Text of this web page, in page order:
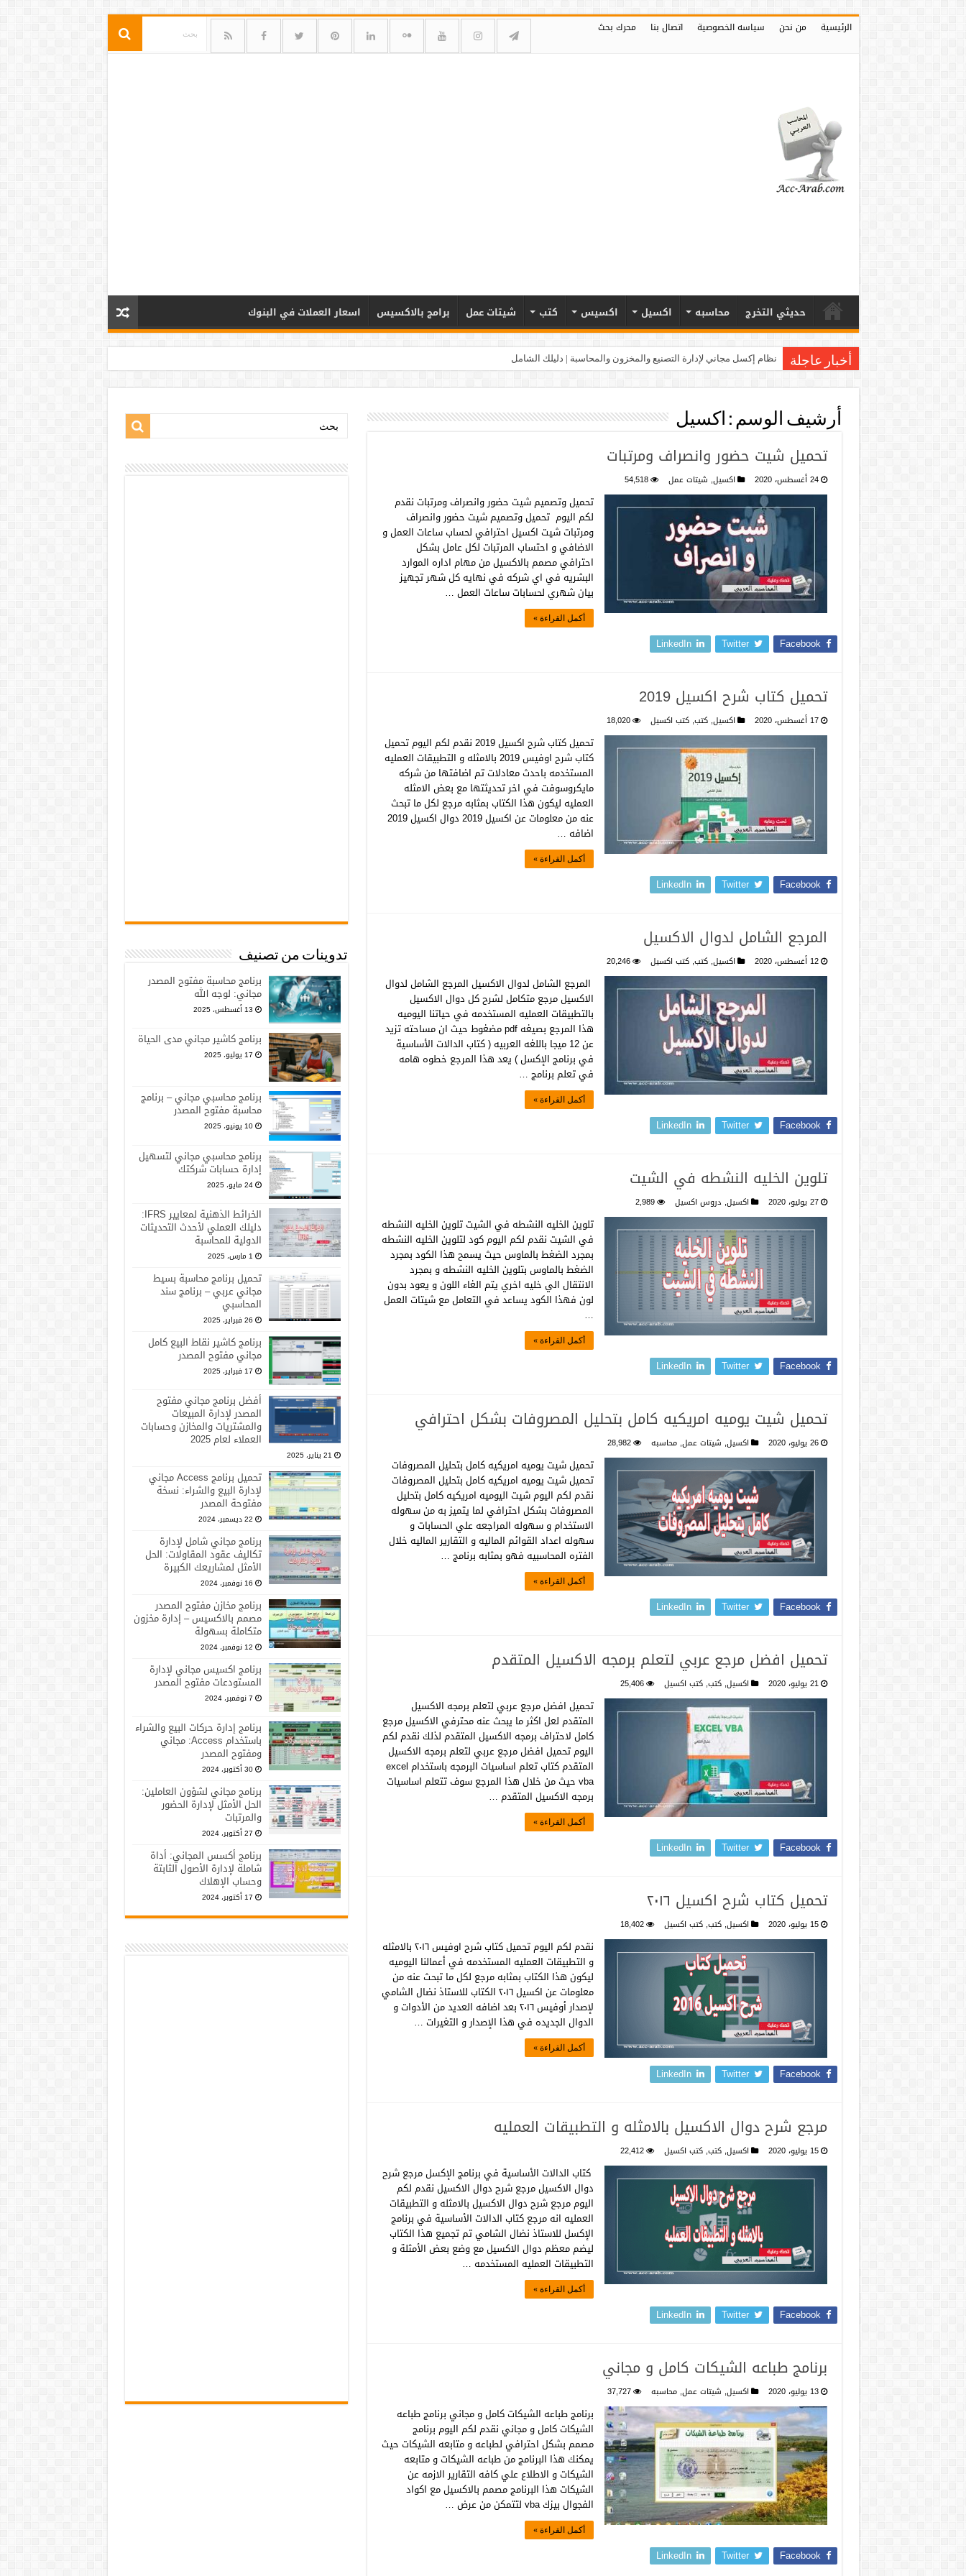
الرئيسية من نحن سياسه الخصوصية اتصال بنا محرك بحث
حديثي التخرج محاسبه اكسيل اكسيس كتب شيتات عمل برامج بالاكسيس اسعار العملات في البنوك
أخبار عاجلة نظام إكسل مجاني لإدارة التصنيع والمخزون والمحاسبة | دليلك الشامل
أرشيف الوسم : اكسيل
تحميل شيت حضور وانصراف ومرتبات
24 أغسطس، 2020 اكسيل, شيتات عمل 54,518
تحميل وتصميم شيت حضور وانصراف ومرتبات نقدم
لكم اليوم تحميل وتصميم شيت حضور وانصراف
ومرتبات شيت اكسيل احترافي لحساب ساعات العمل و
الاضافي و احتساب المرتبات لكل عامل بشكل
احترافي مصمم بالاكسيل من مهام اداره الموارد
البشريه في اي شركه في نهايه كل شهر تجهيز
بيان شهري لحسابات ساعات العمل …
أكمل القراءة »
Facebook
Twitter
LinkedIn
تحميل كتاب شرح اكسيل 2019
17 أغسطس، 2020 اكسيل,كتب,كتب اكسيل 18,020
تحميل كتاب شرح اكسيل 2019 نقدم لكم اليوم تحميل
كتاب شرح اوفيس 2019 بالامثله و التطبيقات العمليه
المستخدمه باحدث معادلات تم اضافتها من شركه
مايكروسوفت في اخر تحديثتها مع بعض الامثله
العمليه ليكون هذا الكتاب بمثابه مرجع لكل ما تبحث
عنه من معلومات عن اكسيل 2019 دوال اكسيل 2019
اضافه …
أكمل القراءة »
Facebook
Twitter
LinkedIn
المرجع الشامل لدوال الاكسيل
12 أغسطس، 2020 اكسيل,كتب,كتب اكسيل 20,246
المرجع الشامل لدوال الاكسيل المرجع الشامل لدوال
الاكسيل مرجع متكامل لشرح كل دوال الاكسيل
بالتطبيقات العمليه المستخدمه في حياتنا اليوميه
هذا المرجع بصيغه pdf مضغوط حيث ان مساحته تزيد
عن 12 ميجا باللغه العربيه ( كتاب الدالات الأساسية
في برنامج الإكسل ) يعد هذا المرجع خطوه هامه
في تعلم برنامج …
أكمل القراءة »
Facebook
Twitter
LinkedIn
تلوين الخليه النشطه في الشيت
27 يوليو، 2020 اكسيل,دروس اكسيل 2,989
تلوين الخليه النشطه في الشيت تلوين الخليه النشطه
في الشيت نقدم لكم اليوم كود لتلوين الخليه النشطه
بمجرد الضغط بالماوس حيث يسمح هذا الكود بمجرد
الضغط بالماوس بتلوين الخليه النشطه و بمجرد
الانتقال الي خليه اخري يتم الغاء اللون و يعود بدون
لون فهذا الكود يساعد في التعامل مع شيتات العمل
…
أكمل القراءة »
Facebook
Twitter
LinkedIn
تحميل شيت يوميه امريكيه كامل بتحليل المصروفات بشكل احترافي
26 يوليو، 2020 اكسيل, شيتات عمل,محاسبه 28,982
تحميل شيت يوميه امريكيه كامل بتحليل المصروفات
تحميل شيت يوميه امريكيه كامل بتحليل المصروفات
نقدم لكم اليوم شيت اليوميه امريكيه كامل بتحليل
المصروفات بشكل احترافي لما يتميز به من سهوله
الاستخدام و سهوله المراجعه علي الحسابات و
سهوله اعداد القوائم الماليه و التقارير الماليه خلال
الفتره المحاسبيه فهو بمثابه برنامج …
أكمل القراءة »
Facebook
Twitter
LinkedIn
تحميل افضل مرجع عربي لتعلم برمجه الاكسيل المتقدم
21 يوليو، 2020 اكسيل,كتب,كتب اكسيل 25,406
تحميل افضل مرجع عربي لتعلم برمجه الاكسيل
المتقدم لعل اكثر ما يبحث عنه محترفي الاكسيل مرجع
كامل لاحتراف برمجه الاكسيل المتقدم لذلك نقدم لكم
اليوم تحميل افضل مرجع عربي لتعلم برمجه الاكسيل
المتقدم كتاب تعلم اساسيات البرمجه باستخدام excel
vba حيث من خلال هذا المرجع سوف تتعلم اساسيات
برمجه الاكسيل المتقدم …
أكمل القراءة »
Facebook
Twitter
LinkedIn
تحميل كتاب شرح اكسيل ٢٠١٦
15 يوليو، 2020 اكسيل,كتب,كتب اكسيل 18,402
نقدم لكم اليوم تحميل كتاب شرح اوفيس ٢٠١٦ بالامثله
و التطبيقات العمليه المستخدمه في أعمالنا اليوميه
ليكون هذا الكتاب بمثابه مرجع لكل ما تبحث عنه من
معلومات عن اكسيل ٢٠١٦ الكتاب للاستاذ نضال الشامي
لإصدار أوفيس ٢٠١٦ بعد اضافه العديد من الأدوات و
الدوال الجديده في هذا الإصدار و التغيرات …
أكمل القراءة »
Facebook
Twitter
LinkedIn
مرجع شرح دوال الاكسيل بالامثله و التطبيقات العمليه
15 يوليو، 2020 اكسيل,كتب,كتب اكسيل 22,412
كتاب الدالات الأساسية في برنامج الإكسل مرجع شرح
دوال الاكسيل مرجع شرح دوال الاكسيل نقدم لكم
اليوم مرجع شرح دوال الاكسيل بالامثله و التطبيقات
العمليه انه مرجع كتاب الدالات الأساسية في برنامج
الإكسل للاستاذ نضال الشامي تم تجميع هذا الكتاب
ليضم معظم دوال الاكسيل مع وضع بعض الأمثلة و
التطبيقات العمليه المستخدمه …
أكمل القراءة »
Facebook
Twitter
LinkedIn
برنامج طباعه الشيكات كامل و مجاني
13 يوليو، 2020 اكسيل, شيتات عمل,محاسبه 37,727
برنامج طباعه الشيكات كامل و مجاني برنامج طباعه
الشيكات كامل و مجاني نقدم لكم اليوم برنامج
مصمم بشكل احترافي لطباعه و متابعه الشيكات حيث
يمكنك هذا البرنامج من طباعه الشيكات و متابعه
الشيكات و الاطلاع علي كافه التقارير الازمه عن
الشيكات هذا البرنامج مصمم بالاكسيل مع اكواد
الفجوال بيزك vba لتتمكن من عرض …
أكمل القراءة »
Facebook
Twitter
LinkedIn
بحث:
تدوينات من تصنيف
برنامج محاسبة مفتوح المصدر
مجاني: لوجه الله
13 أغسطس، 2025
برنامج كاشير مجاني مدى الحياة
17 يوليو، 2025
برنامج محاسبي مجاني – برنامج
محاسبة مفتوح المصدر
10 يونيو، 2025
برنامج محاسبي مجاني لتسهيل
إدارة حسابات شركتك
24 مايو، 2025
الخرائط الذهنية لمعايير IFRS:
دليلك العملي لأحدث التحديثات
الدولية للمحاسبة
1 مارس، 2025
تحميل برنامج محاسبة بسيط
مجاني عربي – برنامج سند
المحاسبي
26 فبراير، 2025
برنامج كاشير نقاط البيع كامل
مجاني مفتوح المصدر
17 فبراير، 2025
أفضل برنامج مجاني مفتوح
المصدر لإدارة المبيعات
والمشتريات والمخازن وحسابات
العملاء لعام 2025
21 يناير، 2025
تحميل برنامج Access مجاني
لإدارة البيع والشراء: نسخة
مفتوحة المصدر
22 ديسمبر، 2024
برنامج مجاني شامل لإدارة
تكاليف عقود المقاولات: الحل
الأمثل لمشاريعك الكبيرة
16 نوفمبر، 2024
برنامج مخازن مفتوح المصدر
مصمم بالاكسيس – إدارة مخزون
متكاملة بسهولة
12 نوفمبر، 2024
برنامج اكسيس مجاني لإدارة
المستودعات مفتوح المصدر
7 نوفمبر، 2024
برنامج إدارة حركات البيع والشراء
باستخدام Access: مجاني
ومفتوح المصدر
30 أكتوبر، 2024
برنامج مجاني لشؤون العاملين:
الحل الأمثل لإدارة الحضور
والمرتبات
27 أكتوبر، 2024
برنامج أكسس المجاني: أداة
شاملة لإدارة الأصول الثابتة
وحساب الإهلاك
17 أكتوبر، 2024